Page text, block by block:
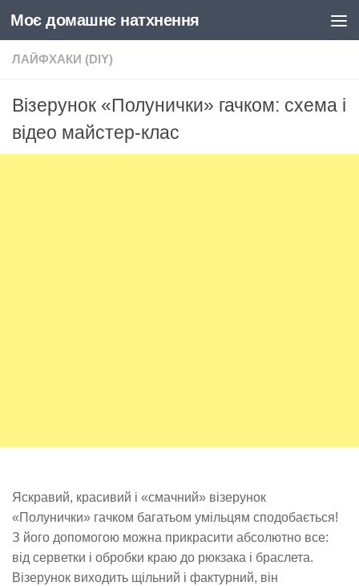
Skip to content
Моє домашнє натхнення
ЛАЙФХАКИ (DIY)
Візерунок «Полунички» гачком: схема і
відео майстер-клас
Яскравий, красивий і «смачний» візерунок
«Полунички» гачком багатьом умільцям сподобається!
З його допомогою можна прикрасити абсолютно все:
від серветки і обробки краю до рюкзака і браслета.
Візерунок виходить щільний і фактурний, він